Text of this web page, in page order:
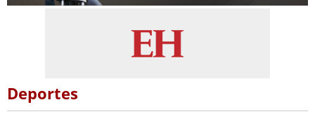
Deportes